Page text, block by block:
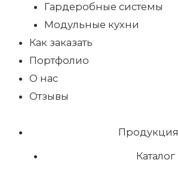
Гардеробные системы
Модульные кухни
Как заказать
Портфолио
О нас
Отзывы
Продукция
Каталог